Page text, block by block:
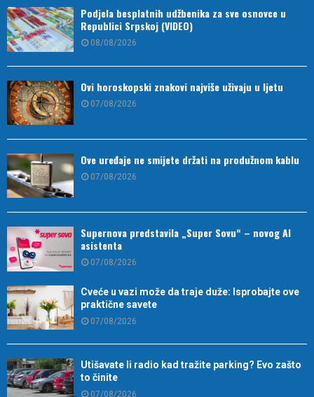
Podjela besplatnih udžbenika za sve osnovce u
Republici Srpskoj (VIDEO)
08/08/2026
Ovi horoskopski znakovi najviše uživaju u ljetu
07/08/2026
Ove uređaje ne smijete držati na produžnom kablu
07/08/2026
Supernova predstavila „Super Sovu“ – novog AI
asistenta
07/08/2026
Cveće u vazi može da traje duže: Isprobajte ove
praktične savete
07/08/2026
Utišavate li radio kad tražite parking? Evo zašto
to činite
07/08/2026